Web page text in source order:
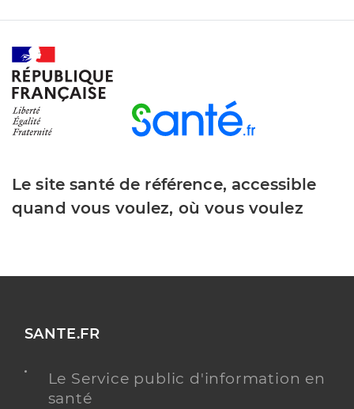
Le site santé de référence, accessible
quand vous voulez, où vous voulez
SANTE.FR
Le Service public d'information en
santé